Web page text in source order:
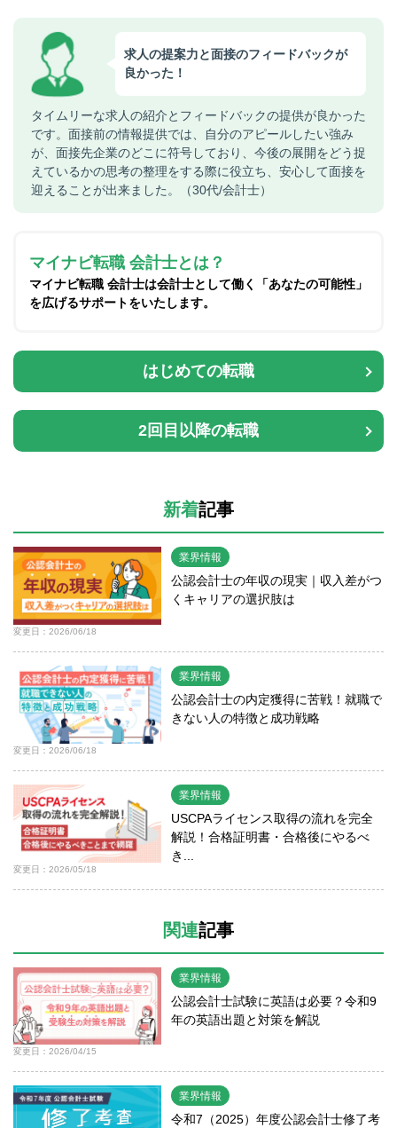
求人の提案力と面接のフィードバックが
良かった！
タイムリーな求人の紹介とフィードバックの提供が良かった
です。面接前の情報提供では、自分のアピールしたい強み
が、面接先企業のどこに符号しており、今後の展開をどう捉
えているかの思考の整理をする際に役立ち、安心して面接を
迎えることが出来ました。（30代/会計士）
マイナビ転職 会計士とは？
マイナビ転職 会計士は会計士として働く「あなたの可能性」
を広げるサポートをいたします。
はじめての転職
2回目以降の転職
新着記事
変更日：2026/06/18
業界情報
公認会計士の年収の現実｜収入差がつ
くキャリアの選択肢は
変更日：2026/06/18
業界情報
公認会計士の内定獲得に苦戦！就職で
きない人の特徴と成功戦略
変更日：2026/05/18
業界情報
USCPAライセンス取得の流れを完全
解説！合格証明書・合格後にやるべ
き...
関連記事
変更日：2026/04/15
業界情報
公認会計士試験に英語は必要？令和9
年の英語出題と対策を解説
業界情報
令和7（2025）年度公認会計士修了考